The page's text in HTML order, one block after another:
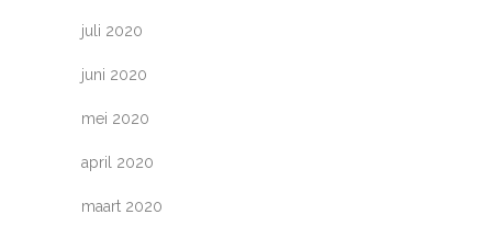
juli 2020
juni 2020
mei 2020
april 2020
maart 2020